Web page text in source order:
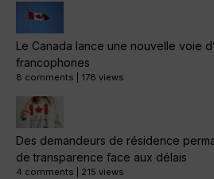
Le Canada lance une nouvelle voie
francophones
8 comments 178 views
Des demandeurs de résidence
de transparence face aux délais
4 comments 215 views